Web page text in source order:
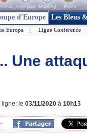
Liverpool ManCity Barca
d'Europe Les Bleus
Europa | Ligue Conference
Une
ligne: le 03/11/2020 à 10h13